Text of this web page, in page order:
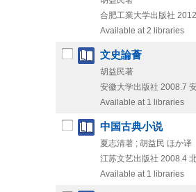
合肥工業大学出版社
Available at 2 libraries
文史論薈
胡益民著
安徽大学出版社 2008.7
Available at 1 libraries
中国古典小说
夏志清著 ; 胡益民 ほか译
江苏文艺出版社 2008.4
Available at 1 libraries